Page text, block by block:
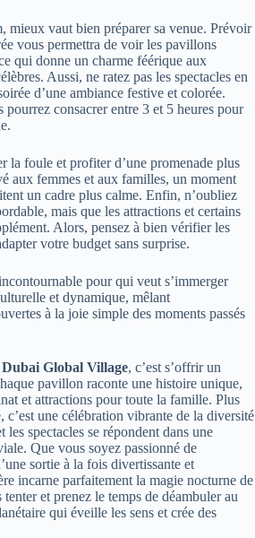
mieux vaut bien préparer sa venue. Prévoir
vous permettra de voir les pavillons
qui donne un charme féérique aux
Aussi, ne ratez pas les spectacles en
d’une ambiance festive et colorée.
consacrer entre 3 et 5 heures pour
la foule et profiter d’une promenade plus
aux femmes et aux familles, un moment
un cadre plus calme. Enfin, n’oubliez
mais que les attractions et certains
Alors, pensez à bien vérifier les
votre budget sans surprise.
pour qui veut s’immerger
et dynamique, mêlant
à la joie simple des moments passés
Dubai Global Village, c’est s’offrir un
pavillon raconte une histoire unique,
et attractions pour toute la famille. Plus
c’est une célébration vibrante de la diversité
les spectacles se répondent dans une
Que vous soyez passionné de
sortie à la fois divertissante et
incarne parfaitement la magie nocturne de
et prenez le temps de déambuler au
qui éveille les sens et crée des